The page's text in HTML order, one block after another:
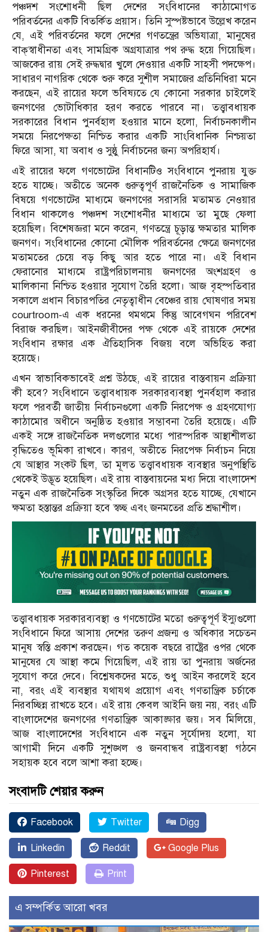
পঞ্চদশ সংশোধনী ছিল দেশের সংবিধানের কাঠামোগত
পরিবর্তনের একটি বিতর্কিত প্রয়াস। তিনি সুস্পষ্টভাবে উল্লেখ করেন
যে, এই পরিবর্তনের ফলে দেশের গণতন্ত্রের অভিযাত্রা, মানুষের
বাক্‌স্বাধীনতা এবং সামগ্রিক অগ্রযাত্রার পথ রুদ্ধ হয়ে গিয়েছিল।
আজকের রায় সেই রুদ্ধদ্বার খুলে দেওয়ার একটি সাহসী পদক্ষেপ।
সাধারণ নাগরিক থেকে শুরু করে সুশীল সমাজের প্রতিনিধিরা মনে
করছেন, এই রায়ের ফলে ভবিষ্যতে যে কোনো সরকার চাইলেই
জনগণের ভোটাধিকার হরণ করতে পারবে না। তত্ত্বাবধায়ক
সরকারের বিধান পুনর্বহাল হওয়ার মানে হলো, নির্বাচনকালীন
সময়ে নিরপেক্ষতা নিশ্চিত করার একটি সাংবিধানিক নিশ্চয়তা
ফিরে আসা, যা অবাধ ও সুষ্ঠু নির্বাচনের জন্য অপরিহার্য।
এই রায়ের ফলে গণভোটের বিধানটিও সংবিধানে পুনরায় যুক্ত
হতে যাচ্ছে। অতীতে অনেক গুরুত্বপূর্ণ রাজনৈতিক ও সামাজিক
বিষয়ে গণভোটের মাধ্যমে জনগণের সরাসরি মতামত নেওয়ার
বিধান থাকলেও পঞ্চদশ সংশোধনীর মাধ্যমে তা মুছে ফেলা
হয়েছিল। বিশেষজ্ঞরা মনে করেন, গণতন্ত্রে চূড়ান্ত ক্ষমতার মালিক
জনগণ। সংবিধানের কোনো মৌলিক পরিবর্তনের ক্ষেত্রে জনগণের
মতামতের চেয়ে বড় কিছু আর হতে পারে না। এই বিধান
ফেরানোর মাধ্যমে রাষ্ট্রপরিচালনায় জনগণের অংশগ্রহণ ও
মালিকানা নিশ্চিত হওয়ার সুযোগ তৈরি হলো। আজ বৃহস্পতিবার
সকালে প্রধান বিচারপতির নেতৃত্বাধীন বেঞ্চের রায় ঘোষণার সময়
courtroom-এ এক ধরনের থমথমে কিন্তু আবেগঘন পরিবেশ
বিরাজ করছিল। আইনজীবীদের পক্ষ থেকে এই রায়কে দেশের
সংবিধান রক্ষার এক ঐতিহাসিক বিজয় বলে অভিহিত করা
হয়েছে।
এখন স্বাভাবিকভাবেই প্রশ্ন উঠছে, এই রায়ের বাস্তবায়ন প্রক্রিয়া
কী হবে? সংবিধানে তত্ত্বাবধায়ক সরকারব্যবস্থা পুনর্বহাল করার
ফলে পরবর্তী জাতীয় নির্বাচনগুলো একটি নিরপেক্ষ ও গ্রহণযোগ্য
কাঠামোর অধীনে অনুষ্ঠিত হওয়ার সম্ভাবনা তৈরি হয়েছে। এটি
একই সঙ্গে রাজনৈতিক দলগুলোর মধ্যে পারস্পরিক আস্থাশীলতা
বৃদ্ধিতেও ভূমিকা রাখবে। কারণ, অতীতে নিরপেক্ষ নির্বাচন নিয়ে
যে আস্থার সংকট ছিল, তা মূলত তত্ত্বাবধায়ক ব্যবস্থার অনুপস্থিতি
থেকেই উদ্ভূত হয়েছিল। এই রায় বাস্তবায়নের মধ্য দিয়ে বাংলাদেশ
নতুন এক রাজনৈতিক সংস্কৃতির দিকে অগ্রসর হতে যাচ্ছে, যেখানে
ক্ষমতা হস্তান্তর প্রক্রিয়া হবে স্বচ্ছ এবং জনমতের প্রতি শ্রদ্ধাশীল।
তত্ত্বাবধায়ক সরকারব্যবস্থা ও গণভোটের মতো গুরুত্বপূর্ণ ইস্যুগুলো
সংবিধানে ফিরে আসায় দেশের তরুণ প্রজন্ম ও অধিকার সচেতন
মানুষ স্বস্তি প্রকাশ করছেন। গত কয়েক বছরে রাষ্ট্রের ওপর থেকে
মানুষের যে আস্থা কমে গিয়েছিল, এই রায় তা পুনরায় অর্জনের
সুযোগ করে দেবে। বিশ্লেষকদের মতে, শুধু আইন করলেই হবে
না, বরং এই ব্যবস্থার যথাযথ প্রয়োগ এবং গণতান্ত্রিক চর্চাকে
নিরবচ্ছিন্ন রাখতে হবে। এই রায় কেবল আইনি জয় নয়, বরং এটি
বাংলাদেশের জনগণের গণতান্ত্রিক আকাঙ্ক্ষার জয়। সব মিলিয়ে,
আজ বাংলাদেশের সংবিধানে এক নতুন সূর্যোদয় হলো, যা
আগামী দিনে একটি সুশৃঙ্খল ও জনবান্ধব রাষ্ট্রব্যবস্থা গঠনে
সহায়ক হবে বলে আশা করা হচ্ছে।
সংবাদটি শেয়ার করুন
Facebook Twitter Digg
Linkedin Reddit Google Plus
Pinterest Print
এ সম্পর্কিত আরো খবর